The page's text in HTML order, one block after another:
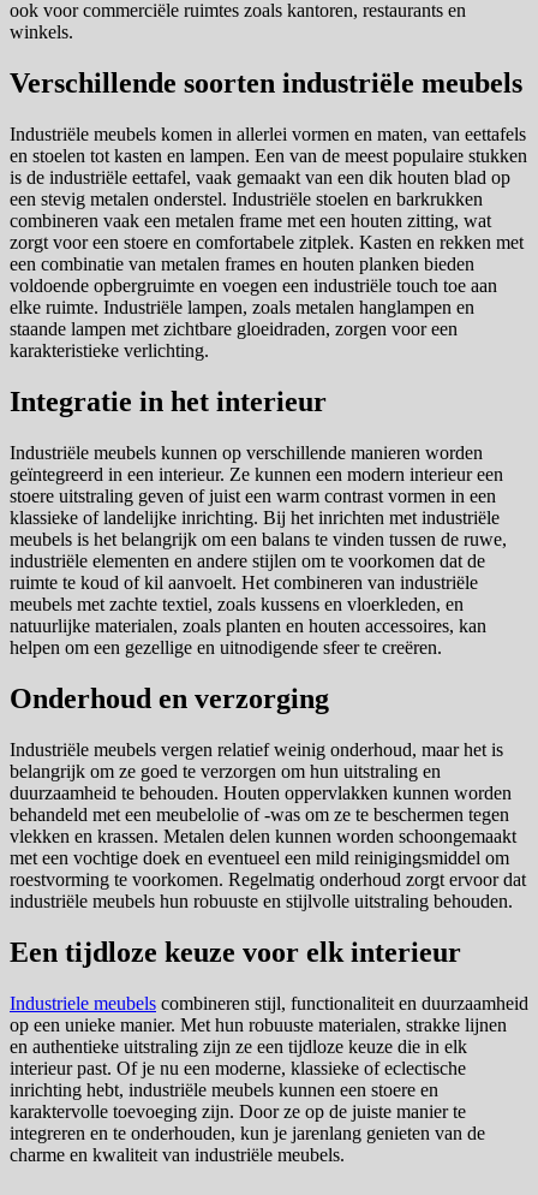
ook voor commerciële ruimtes zoals kantoren, restaurants en
winkels.
Verschillende soorten industriële meubels
Industriële meubels komen in allerlei vormen en maten, van eettafels
en stoelen tot kasten en lampen. Een van de meest populaire stukken
is de industriële eettafel, vaak gemaakt van een dik houten blad op
een stevig metalen onderstel. Industriële stoelen en barkrukken
combineren vaak een metalen frame met een houten zitting, wat
zorgt voor een stoere en comfortabele zitplek. Kasten en rekken met
een combinatie van metalen frames en houten planken bieden
voldoende opbergruimte en voegen een industriële touch toe aan
elke ruimte. Industriële lampen, zoals metalen hanglampen en
staande lampen met zichtbare gloeidraden, zorgen voor een
karakteristieke verlichting.
Integratie in het interieur
Industriële meubels kunnen op verschillende manieren worden
geïntegreerd in een interieur. Ze kunnen een modern interieur een
stoere uitstraling geven of juist een warm contrast vormen in een
klassieke of landelijke inrichting. Bij het inrichten met industriële
meubels is het belangrijk om een balans te vinden tussen de ruwe,
industriële elementen en andere stijlen om te voorkomen dat de
ruimte te koud of kil aanvoelt. Het combineren van industriële
meubels met zachte textiel, zoals kussens en vloerkleden, en
natuurlijke materialen, zoals planten en houten accessoires, kan
helpen om een gezellige en uitnodigende sfeer te creëren.
Onderhoud en verzorging
Industriële meubels vergen relatief weinig onderhoud, maar het is
belangrijk om ze goed te verzorgen om hun uitstraling en
duurzaamheid te behouden. Houten oppervlakken kunnen worden
behandeld met een meubelolie of -was om ze te beschermen tegen
vlekken en krassen. Metalen delen kunnen worden schoongemaakt
met een vochtige doek en eventueel een mild reinigingsmiddel om
roestvorming te voorkomen. Regelmatig onderhoud zorgt ervoor dat
industriële meubels hun robuuste en stijlvolle uitstraling behouden.
Een tijdloze keuze voor elk interieur
Industriele meubels combineren stijl, functionaliteit en duurzaamheid
op een unieke manier. Met hun robuuste materialen, strakke lijnen
en authentieke uitstraling zijn ze een tijdloze keuze die in elk
interieur past. Of je nu een moderne, klassieke of eclectische
inrichting hebt, industriële meubels kunnen een stoere en
karaktervolle toevoeging zijn. Door ze op de juiste manier te
integreren en te onderhouden, kun je jarenlang genieten van de
charme en kwaliteit van industriële meubels.